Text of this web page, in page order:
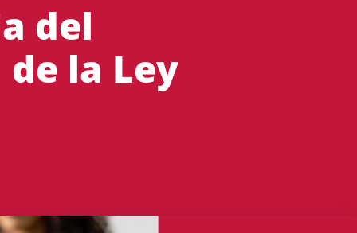
del
la Ley